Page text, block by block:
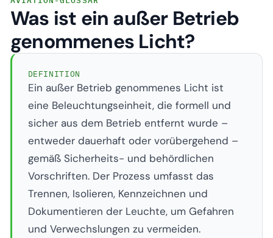
Was ist ein außer Betrieb
genommenes Licht?
DEFINITION
Ein außer Betrieb genommenes Licht ist
eine Beleuchtungseinheit, die formell und
sicher aus dem Betrieb entfernt wurde –
entweder dauerhaft oder vorübergehend –
gemäß Sicherheits- und behördlichen
Vorschriften. Der Prozess umfasst das
Trennen, Isolieren, Kennzeichnen und
Dokumentieren der Leuchte, um Gefahren
und Verwechslungen zu vermeiden.